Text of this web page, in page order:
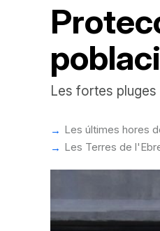
Les fortes pluges
Les últimes hores
Les Terres de